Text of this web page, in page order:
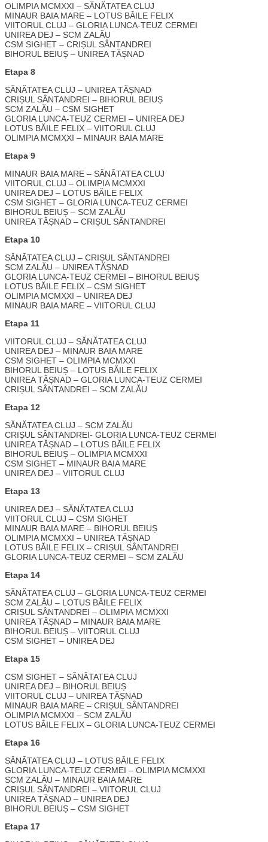
OLIMPIA MCMXXI – SĂNĂTATEA CLUJ
MINAUR BAIA MARE – LOTUS BĂILE FELIX
VIITORUL CLUJ – GLORIA LUNCA-TEUZ CERMEI
UNIREA DEJ – SCM ZALĂU
CSM SIGHET – CRIȘUL SÂNTANDREI
BIHORUL BEIUȘ – UNIREA TĂȘNAD
Etapa 8
SĂNĂTATEA CLUJ – UNIREA TĂȘNAD
CRIȘUL SÂNTANDREI – BIHORUL BEIUȘ
SCM ZALĂU – CSM SIGHET
GLORIA LUNCA-TEUZ CERMEI – UNIREA DEJ
LOTUS BĂILE FELIX – VIITORUL CLUJ
OLIMPIA MCMXXI – MINAUR BAIA MARE
Etapa 9
MINAUR BAIA MARE – SĂNĂTATEA CLUJ
VIITORUL CLUJ – OLIMPIA MCMXXI
UNIREA DEJ – LOTUS BĂILE FELIX
CSM SIGHET – GLORIA LUNCA-TEUZ CERMEI
BIHORUL BEIUȘ – SCM ZALĂU
UNIREA TĂȘNAD – CRIȘUL SÂNTANDREI
Etapa 10
SĂNĂTATEA CLUJ – CRIȘUL SÂNTANDREI
SCM ZALĂU – UNIREA TĂȘNAD
GLORIA LUNCA-TEUZ CERMEI – BIHORUL BEIUȘ
LOTUS BĂILE FELIX – CSM SIGHET
OLIMPIA MCMXXI – UNIREA DEJ
MINAUR BAIA MARE – VIITORUL CLUJ
Etapa 11
VIITORUL CLUJ – SĂNĂTATEA CLUJ
UNIREA DEJ – MINAUR BAIA MARE
CSM SIGHET – OLIMPIA MCMXXI
BIHORUL BEIUȘ – LOTUS BĂILE FELIX
UNIREA TĂȘNAD – GLORIA LUNCA-TEUZ CERMEI
CRIȘUL SÂNTANDREI – SCM ZALĂU
Etapa 12
SĂNĂTATEA CLUJ – SCM ZALĂU
CRIȘUL SÂNTANDREI- GLORIA LUNCA-TEUZ CERMEI
UNIREA TĂȘNAD – LOTUS BĂILE FELIX
BIHORUL BEIUȘ – OLIMPIA MCMXXI
CSM SIGHET – MINAUR BAIA MARE
UNIREA DEJ – VIITORUL CLUJ
Etapa 13
UNIREA DEJ – SĂNĂTATEA CLUJ
VIITORUL CLUJ – CSM SIGHET
MINAUR BAIA MARE – BIHORUL BEIUȘ
OLIMPIA MCMXXI – UNIREA TĂȘNAD
LOTUS BĂILE FELIX – CRIȘUL SÂNTANDREI
GLORIA LUNCA-TEUZ CERMEI – SCM ZALĂU
Etapa 14
SĂNĂTATEA CLUJ – GLORIA LUNCA-TEUZ CERMEI
SCM ZALĂU – LOTUS BĂILE FELIX
CRIȘUL SÂNTANDREI – OLIMPIA MCMXXI
UNIREA TĂȘNAD – MINAUR BAIA MARE
BIHORUL BEIUȘ – VIITORUL CLUJ
CSM SIGHET – UNIREA DEJ
Etapa 15
CSM SIGHET – SĂNĂTATEA CLUJ
UNIREA DEJ – BIHORUL BEIUȘ
VIITORUL CLUJ – UNIREA TĂȘNAD
MINAUR BAIA MARE – CRIȘUL SÂNTANDREI
OLIMPIA MCMXXI – SCM ZALĂU
LOTUS BĂILE FELIX – GLORIA LUNCA-TEUZ CERMEI
Etapa 16
SĂNĂTATEA CLUJ – LOTUS BĂILE FELIX
GLORIA LUNCA-TEUZ CERMEI – OLIMPIA MCMXXI
SCM ZALĂU – MINAUR BAIA MARE
CRIȘUL SÂNTANDREI – VIITORUL CLUJ
UNIREA TĂȘNAD – UNIREA DEJ
BIHORUL BEIUȘ – CSM SIGHET
Etapa 17